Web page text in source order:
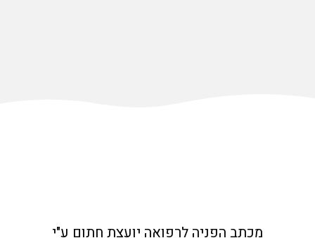
מכתב הפניה לרפואה יועצת חתום ע"י